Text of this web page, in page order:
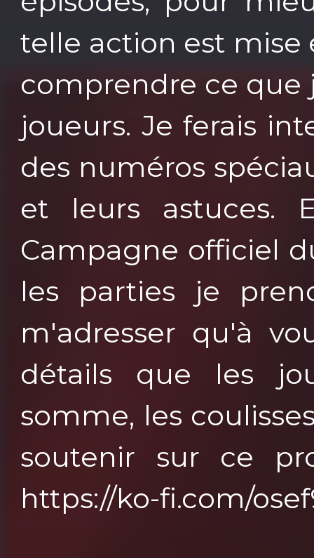
telle action est
comprendre ce que
joueurs. Je ferais
des numéros
et leurs astuces.
Campagne officiel
les parties je
m'adresser qu'à
détails que les
somme, les
soutenir sur ce
https://ko-fi.com/